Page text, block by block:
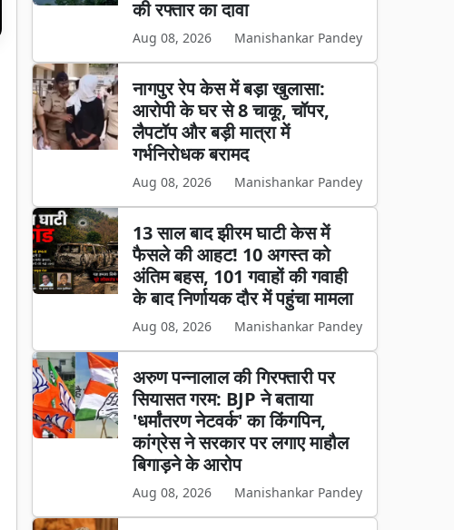
की रफ्तार का दावा
Aug 08, 2026 Manishankar Pandey
नागपुर रेप केस में बड़ा खुलासा:
आरोपी के घर से 8 चाकू, चॉपर,
लैपटॉप और बड़ी मात्रा में
गर्भनिरोधक बरामद
Aug 08, 2026 Manishankar Pandey
13 साल बाद झीरम घाटी केस में
फैसले की आहट! 10 अगस्त को
अंतिम बहस, 101 गवाहों की गवाही
के बाद निर्णायक दौर में पहुंचा मामला
Aug 08, 2026 Manishankar Pandey
अरुण पन्नालाल की गिरफ्तारी पर
सियासत गरम: BJP ने बताया
'धर्मांतरण नेटवर्क' का किंगपिन,
कांग्रेस ने सरकार पर लगाए माहौल
बिगाड़ने के आरोप
Aug 08, 2026 Manishankar Pandey